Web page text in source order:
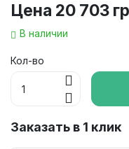
Цена 20 703
В наличии
Кол-во
Заказать в 1 клик